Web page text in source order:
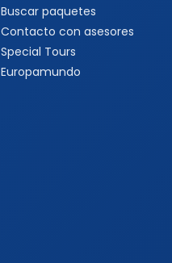
Buscar paquetes
Contacto con asesores
Special Tours
Europamundo